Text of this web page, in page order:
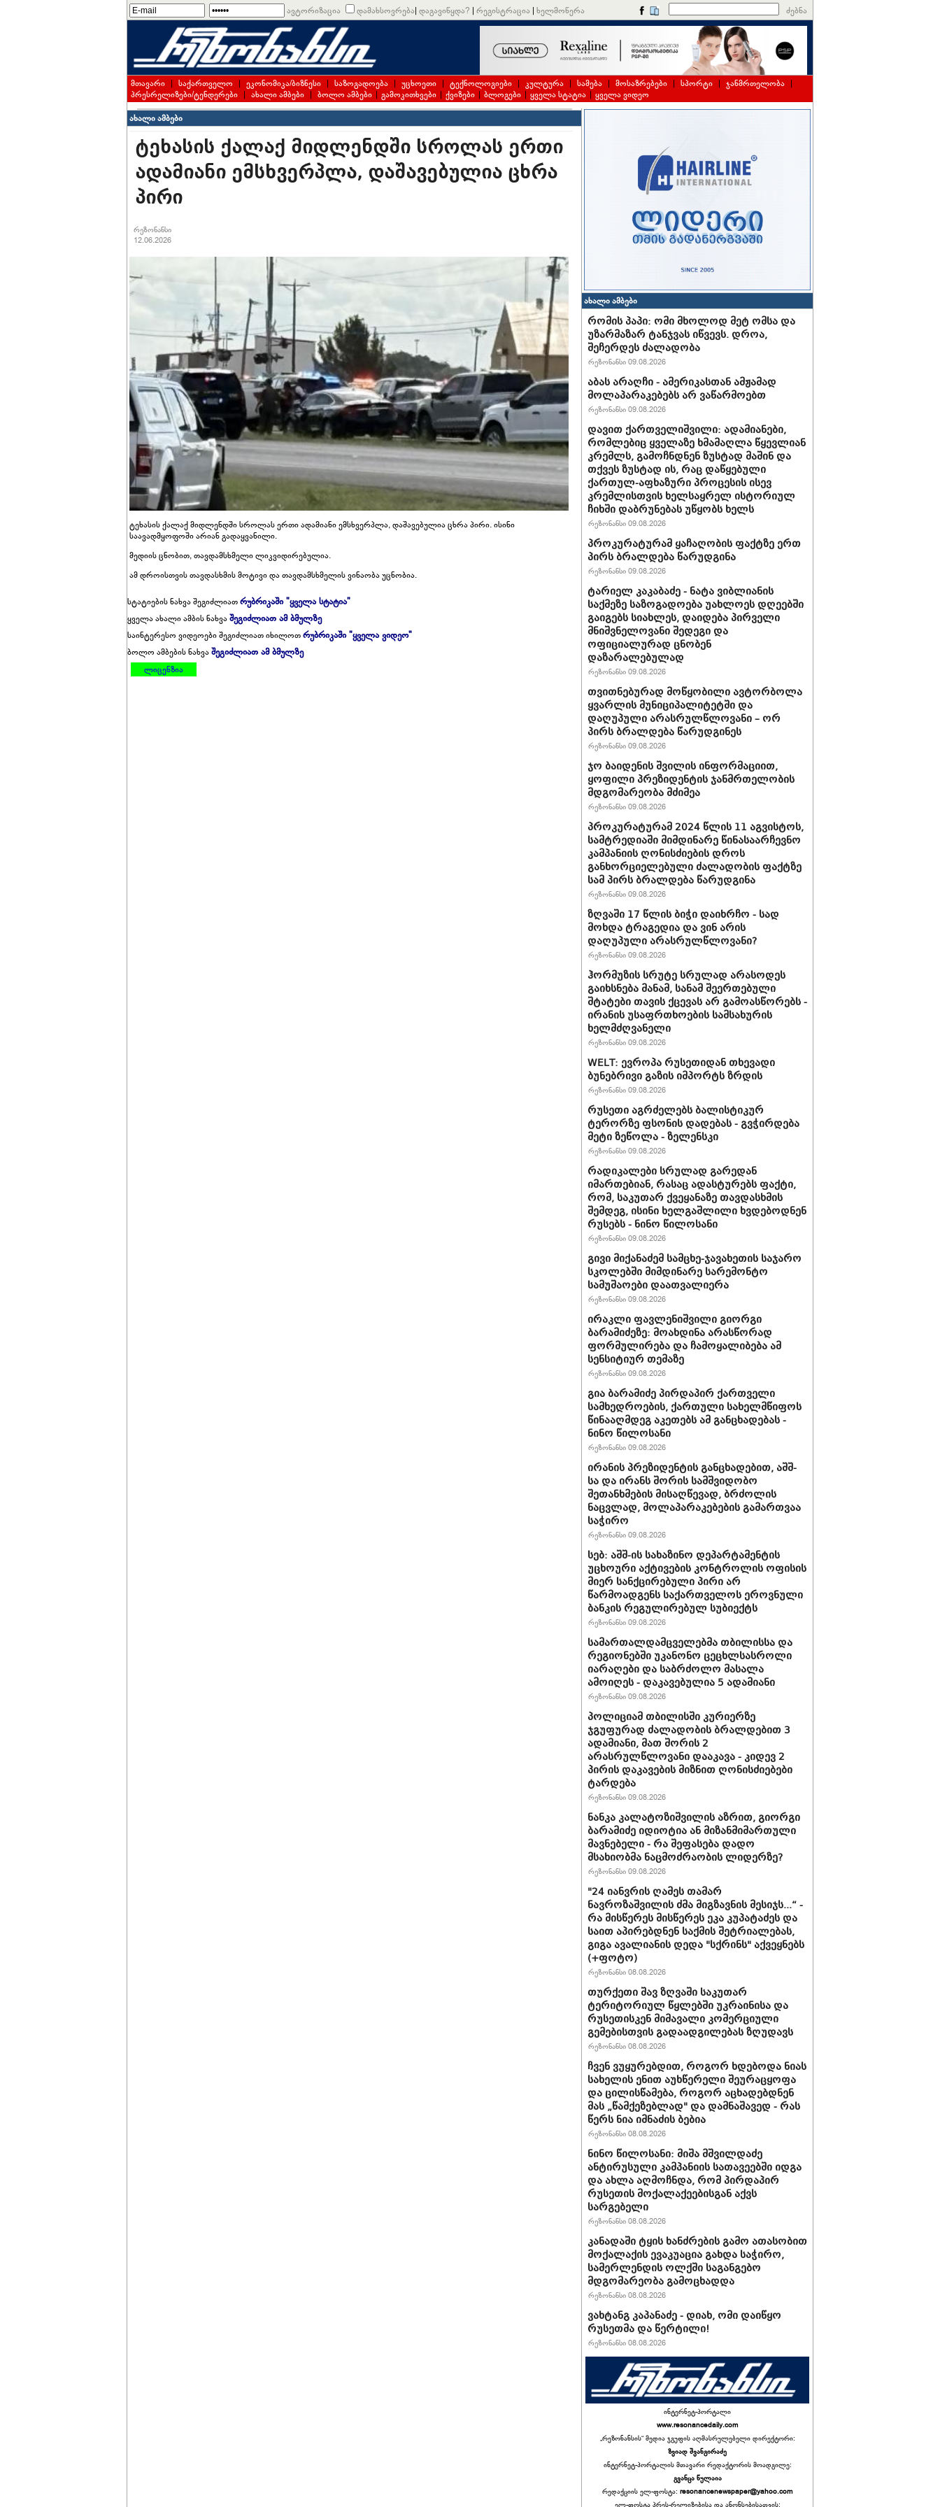
ავტორიზაცია დამახსოვრება| დაგავიწყდა? | რეგისტრაცია | ხელმოწერა ძებნა
მთავარი | საქართველო | ეკონომიკა/ბიზნესი | საზოგადოება | უცხოეთი | ტექნოლოგიები | კულტურა | სამება | მოსაზრებები | სპორტი | ჯანმრთელობა |
პრესრელიზები/ტენდერები | ახალი ამბები | ბოლო ამბები | გამოკითხვები | ქვიზები | ბლოგები | ყველა სტატია | ყველა ვიდეო
ახალი ამბები
ტეხასის ქალაქ მიდლენდში სროლას ერთი
ადამიანი ემსხვერპლა, დაშავებულია ცხრა
პირი
რეზონანსი
12.06.2026
ტეხასის ქალაქ მიდლენდში სროლას ერთი ადამიანი ემსხვერპლა, დაშავებულია ცხრა პირი. ისინი
საავადმყოფოში არიან გადაყვანილი.
მედიის ცნობით, თავდამსხმელი ლიკვიდირებულია.
ამ დროისთვის თავდასხმის მოტივი და თავდამსხმელის ვინაობა უცნობია.
სტატიების ნახვა შეგიძლიათრუბრიკაში "ყველა სტატია"
ყველა ახალი ამბის ნახვაშეგიძლიათ ამ ბმულზე
საინტერესო ვიდეოები შეგიძლიათ იხილოთრუბრიკაში "ყველა ვიდეო"
ბოლო ამბების ნახვაშეგიძლიათ ამ ბმულზე
ლიცენზია
ახალი ამბები
რომის პაპი: ომი მხოლოდ მეტ ომსა და
უზარმაზარ ტანჯვას იწვევს. დროა,
შეჩერდეს ძალადობა
რეზონანსი 09.08.2026
აბას არაღჩი - ამერიკასთან ამჟამად
მოლაპარაკებებს არ ვაწარმოებთ
რეზონანსი 09.08.2026
დავით ქართველიშვილი: ადამიანები,
რომლებიც ყველაზე ხმამაღლა წყევლიან
კრემლს, გამოჩნდნენ ზუსტად მაშინ და
თქვეს ზუსტად ის, რაც დაწყებული
ქართულ-აფხაზური პროცესის ისევ
კრემლისთვის ხელსაყრელ ისტორიულ
ჩიხში დაბრუნებას უწყობს ხელს
რეზონანსი 09.08.2026
პროკურატურამ ყაჩაღობის ფაქტზე ერთ
პირს ბრალდება წარუდგინა
რეზონანსი 09.08.2026
ტარიელ კაკაბაძე - ნატა ვიბლიანის
საქმეზე საზოგადოება უახლოეს დღეებში
გაიგებს სიახლეს, დაიდება პირველი
მნიშვნელოვანი შედეგი და
ოფიციალურად ცნობენ
დაზარალებულად
რეზონანსი 09.08.2026
თვითნებურად მოწყობილი ავტორბოლა
ყვარლის მუნიციპალიტეტში და
დაღუპული არასრულწლოვანი – ორ
პირს ბრალდება წარუდგინეს
რეზონანსი 09.08.2026
ჯო ბაიდენის შვილის ინფორმაციით,
ყოფილი პრეზიდენტის ჯანმრთელობის
მდგომარეობა მძიმეა
რეზონანსი 09.08.2026
პროკურატურამ 2024 წლის 11 აგვისტოს,
სამტრედიაში მიმდინარე წინასაარჩევნო
კამპანიის ღონისძიების დროს
განხორციელებული ძალადობის ფაქტზე
სამ პირს ბრალდება წარუდგინა
რეზონანსი 09.08.2026
ზღვაში 17 წლის ბიჭი დაიხრჩო - სად
მოხდა ტრაგედია და ვინ არის
დაღუპული არასრულწლოვანი?
რეზონანსი 09.08.2026
ჰორმუზის სრუტე სრულად არასოდეს
გაიხსნება მანამ, სანამ შეერთებული
შტატები თავის ქცევას არ გამოასწორებს -
ირანის უსაფრთხოების სამსახურის
ხელმძღვანელი
რეზონანსი 09.08.2026
WELT: ევროპა რუსეთიდან თხევადი
ბუნებრივი გაზის იმპორტს ზრდის
რეზონანსი 09.08.2026
რუსეთი აგრძელებს ბალისტიკურ
ტერორზე ფსონის დადებას - გვჭირდება
მეტი ზეწოლა - ზელენსკი
რეზონანსი 09.08.2026
რადიკალები სრულად გარედან
იმართებიან, რასაც ადასტურებს ფაქტი,
რომ, საკუთარ ქვეყანაზე თავდასხმის
შემდეგ, ისინი ხელგაშლილი ხვდებოდნენ
რუსებს - ნინო წილოსანი
რეზონანსი 09.08.2026
გივი მიქანაძემ სამცხე-ჯავახეთის საჯარო
სკოლებში მიმდინარე სარემონტო
სამუშაოები დაათვალიერა
რეზონანსი 09.08.2026
ირაკლი ფავლენიშვილი გიორგი
ბარამიძეზე: მოახდინა არასწორად
ფორმულირება და ჩამოყალიბება ამ
სენსიტიურ თემაზე
რეზონანსი 09.08.2026
გია ბარამიძე პირდაპირ ქართველი
სამხედროების, ქართული სახელმწიფოს
წინააღმდეგ აკეთებს ამ განცხადებას -
ნინო წილოსანი
რეზონანსი 09.08.2026
ირანის პრეზიდენტის განცხადებით, აშშ-
სა და ირანს შორის სამშვიდობო
შეთანხმების მისაღწევად, ბრძოლის
ნაცვლად, მოლაპარაკებების გამართვაა
საჭირო
რეზონანსი 09.08.2026
სებ: აშშ-ის სახაზინო დეპარტამენტის
უცხოური აქტივების კონტროლის ოფისის
მიერ სანქცირებული პირი არ
წარმოადგენს საქართველოს ეროვნული
ბანკის რეგულირებულ სუბიექტს
რეზონანსი 09.08.2026
სამართალდამცველებმა თბილისსა და
რეგიონებში უკანონო ცეცხლსასროლი
იარაღები და საბრძოლო მასალა
ამოიღეს - დაკავებულია 5 ადამიანი
რეზონანსი 09.08.2026
პოლიციამ თბილისში კურიერზე
ჯგუფურად ძალადობის ბრალდებით 3
ადამიანი, მათ შორის 2
არასრულწლოვანი დააკავა - კიდევ 2
პირის დაკავების მიზნით ღონისძიებები
ტარდება
რეზონანსი 09.08.2026
ნანკა კალატოზიშვილის აზრით, გიორგი
ბარამიძე იდიოტია ან მი­ზან­მი­მარ­თუ­ლი
მავ­ნე­ბე­ლი - რა შეფასება დადო
მსახიობმა ნაცმოძრაობის ლიდერზე?
რეზონანსი 09.08.2026
"24 იანვრის ღამეს თამარ
ნავროზაშვილის ძმა მიგზავნის მესიჯს...“ -
რა მისწერეს მისწერეს ეკა კუპატაძეს და
საით აპირებდნენ საქმის შეტრიალებას,
გიგა ავალიანის დედა "სქრინს" აქვეყნებს
(+ფოტო)
რეზონანსი 08.08.2026
თურქეთი შავ ზღვაში საკუთარ
ტერიტორიულ წყლებში უკრაინისა და
რუსეთისკენ მიმავალი კომერციული
გემებისთვის გადაადგილებას ზღუდავს
რეზონანსი 08.08.2026
ჩვენ ვუყურებდით, როგორ ხდებოდა ნიას
სახელის ენით აუხწერელი შეურაცყოფა
და ცილისწამება, როგორ აცხადებდნენ
მას „წამქეზებლად" და დამნაშავედ - რას
წერს ნია იმნაძის ბებია
რეზონანსი 08.08.2026
ნინო წილოსანი: მიშა მშვილდაძე
ანტირუსული კამპანიის სათავეებში იდგა
და ახლა აღმოჩნდა, რომ პირდაპირ
რუსეთის მოქალაქეებისგან აქვს
სარგებელი
რეზონანსი 08.08.2026
კანადაში ტყის ხანძრების გამო ათასობით
მოქალაქის ევაკუაცია გახდა საჭირო,
სამერლენდის ოლქში საგანგებო
მდგომარეობა გამოცხადდა
რეზონანსი 08.08.2026
ვახტანგ კაპანაძე - დიახ, ომი დაიწყო
რუსეთმა და წერტილი!
რეზონანსი 08.08.2026
ინტერნეტ-პორტალი
www.resonancedaily.com
„რეზონანსის“ მედია ჯგუფის აღმასრულებელი დირექტორი:
ზვიად შვანგირაძე
ინტერნეტ-პორტალის მთავარი რედაქტორის მოადგილე:
გვანცა წულაია
რედაქციის ელ-ფოსტა: resonancenewspaper@yahoo.com
ელ-ფოსტა პრეს-რელიზებისა და ანონსებისათვის: